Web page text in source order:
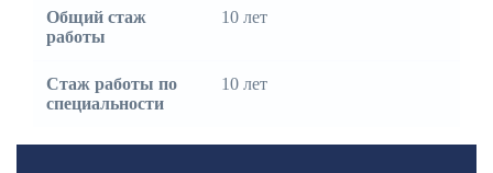
Общий стаж
работы
10 лет
Стаж работы по
специальности
10 лет